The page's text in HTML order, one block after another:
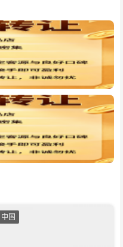
中国